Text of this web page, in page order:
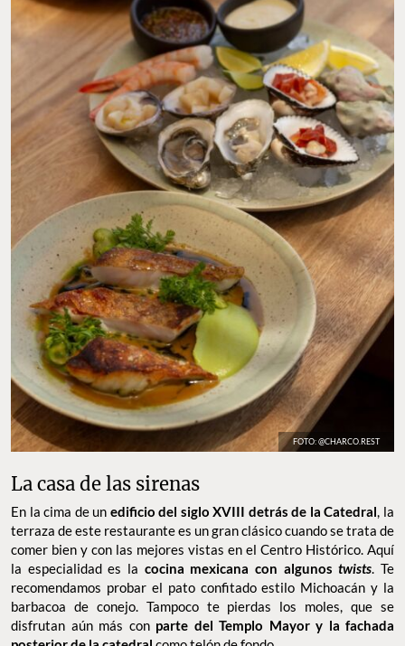
FOTO: @CHARCO.REST
FOTO: @CHARCO.REST
La casa de las sirenas
En la cima de unedificio del siglo XVIII detrás de la Catedral , la
terraza de este restaurante es un gran clásico cuando se trata de
comer bien y con las mejores vistas en el Centro Histórico. Aquí